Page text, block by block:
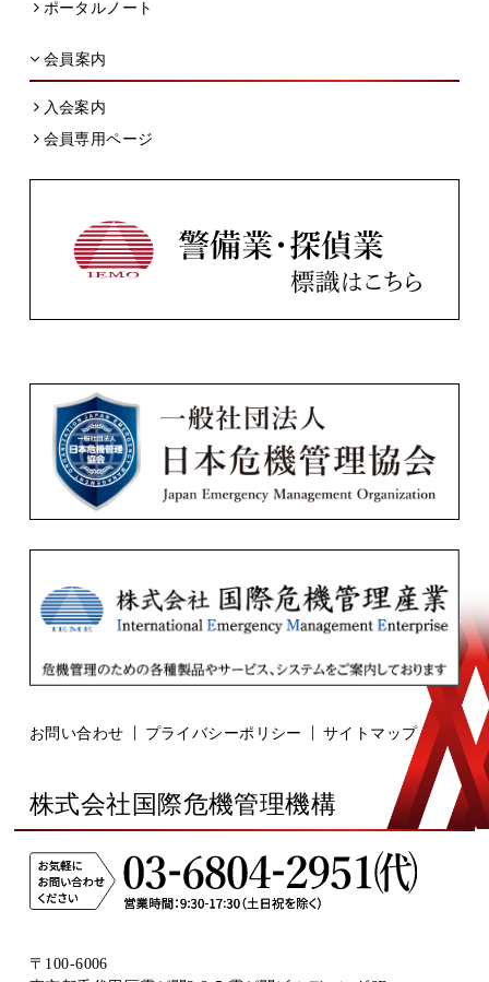
ポータルノート
会員案内
入会案内
会員専用ページ
お問い合わせ プライバシーポリシー サイトマップ
株式会社国際危機管理機構
〒100-6006